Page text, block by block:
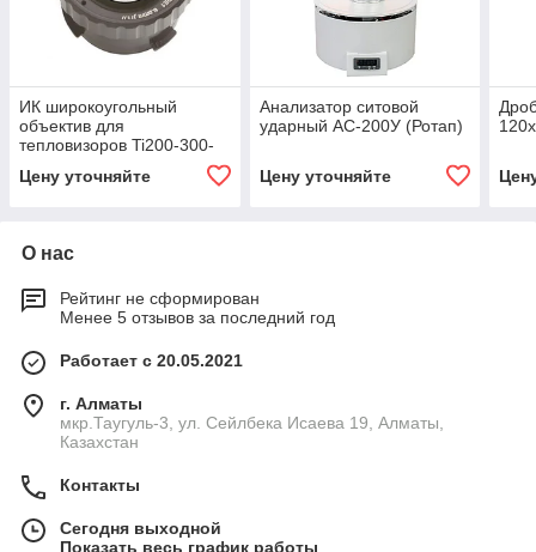
ИК широкоугольный
объектив для
тепловизоров Ti200-300-
Цену уточняйте
Анализатор ситовой
ударный АС-200У (Ротап)
Цену уточняйте
О нас
Рейтинг не сформирован
Менее 5 отзывов за последний год
Работает с 20.05.2021
г. Алматы
мкр.Таугуль-3, ул. Сейлбека Исаева 19, Алматы,
Казахстан
Контакты
Сегодня выходной
Показать весь график работы